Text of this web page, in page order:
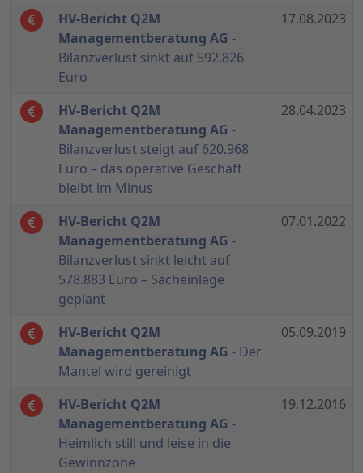
HV-Bericht Q2M
Managementberatung AG -
Bilanzverlust sinkt auf 592.826
Euro
17.08.2023
HV-Bericht Q2M
Managementberatung AG -
Bilanzverlust steigt auf 620.968
Euro – das operative Geschäft
bleibt im Minus
28.04.2023
HV-Bericht Q2M
Managementberatung AG -
Bilanzverlust sinkt leicht auf
578.883 Euro – Sacheinlage
geplant
07.01.2022
HV-Bericht Q2M
Managementberatung AG - Der
Mantel wird gereinigt
05.09.2019
HV-Bericht Q2M
Managementberatung AG -
Heimlich still und leise in die
Gewinnzone
19.12.2016